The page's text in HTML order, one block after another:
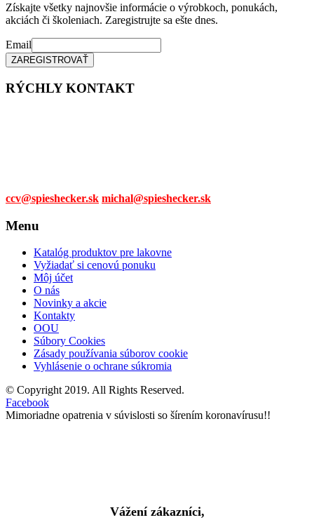
Získajte všetky najnovšie informácie o výrobkoch, ponukách,
akciách či školeniach. Zaregistrujte sa ešte dnes.
Email
RÝCHLY KONTAKT
ccv@spieshecker.sk michal@spieshecker.sk
Menu
Katalóg produktov pre lakovne
Vyžiadať si cenovú ponuku
Môj účet
O nás
Novinky a akcie
Kontakty
OOU
Súbory Cookies
Zásady používania súborov cookie
Vyhlásenie o ochrane súkromia
© Copyright 2019. All Rights Reserved.
Facebook
Mimoriadne opatrenia v súvislosti so šírením koronavírusu!!
Vážení zákazníci,